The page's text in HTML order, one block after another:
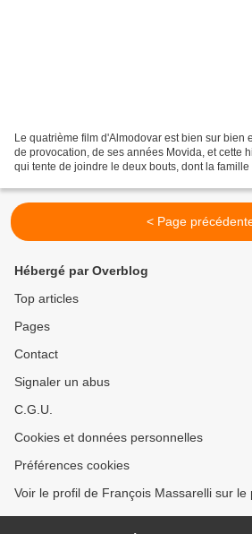
Le quatrième film d'Almodovar est bien sur bien
de provocation, de ses années Movida, et cette
qui tente de joindre le deux bouts, dont la
< Page
Hébergé par Overblog
Top articles
Pages
Contact
Signaler un abus
C.G.U.
Cookies et données personnelles
Préférences cookies
Voir le profil de François Massarelli sur le